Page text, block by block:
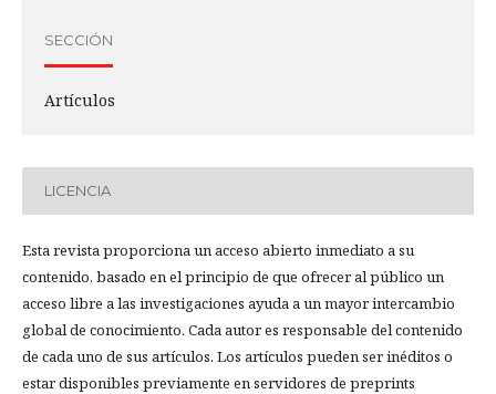
SECCIÓN
Artículos
LICENCIA
Esta revista proporciona un acceso abierto inmediato a su
contenido, basado en el principio de que ofrecer al público un
acceso libre a las investigaciones ayuda a un mayor intercambio
global de conocimiento. Cada autor es responsable del contenido
de cada uno de sus artículos. Los artículos pueden ser inéditos o
estar disponibles previamente en servidores de preprints